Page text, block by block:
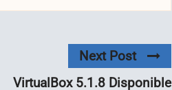
Next Post
VirtualBox 5.1.8 Disponible